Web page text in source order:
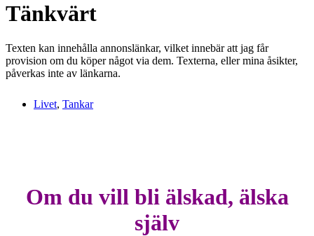
Tänkvärt
Texten kan innehålla annonslänkar, vilket innebär att jag får
provision om du köper något via dem. Texterna, eller mina åsikter,
påverkas inte av länkarna.
Livet, Tankar
Om du vill bli älskad, älska
själv